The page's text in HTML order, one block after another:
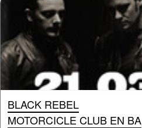
BLACK REBEL
MOTORCICLE CLUB EN BA